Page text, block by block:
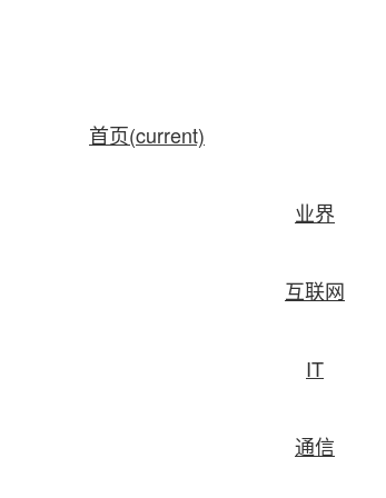
首页(current)
业界
互联网
IT
通信